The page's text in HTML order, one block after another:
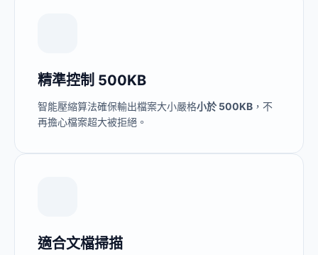
精準控制 500KB
智能壓縮算法確保輸出檔案大小嚴格小於 500KB ，不
再擔心檔案超大被拒絕。
適合文檔掃描